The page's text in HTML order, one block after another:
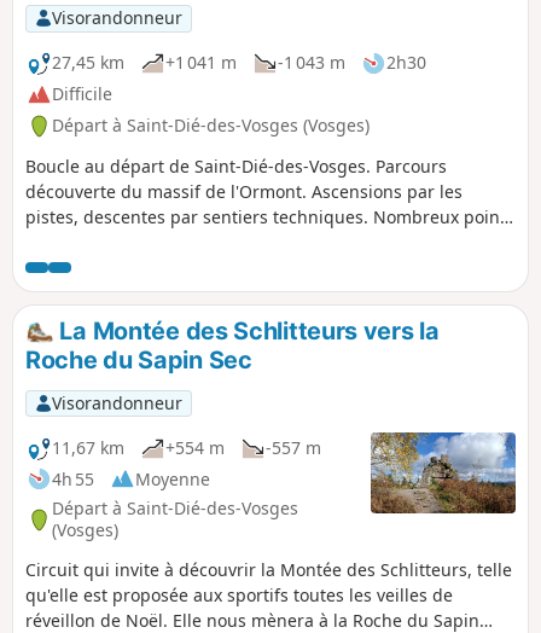
Visorandonneur
27,45 km
+1 041 m -1 043 m
2h30
Difficile
Départ à Saint-Dié-des-Vosges (Vosges)
Boucle au départ de Saint-Dié-des-Vosges. Parcours
découverte du massif de l'Ormont. Ascensions par les
pistes, descentes par sentiers techniques. Nombreux points
confirmé en raison de nombreux passages délicats.
La Montée des Schlitteurs vers la
Roche du Sapin Sec
Visorandonneur
11,67 km
+554 m
-557 m
4h 55
Moyenne
Départ à Saint-Dié-des-Vosges
(Vosges)
Circuit qui invite à découvrir la Montée des Schlitteurs, telle
qu'elle est proposée aux sportifs toutes les veilles de
réveillon de Noël. Elle nous mènera à la Roche du Sapin